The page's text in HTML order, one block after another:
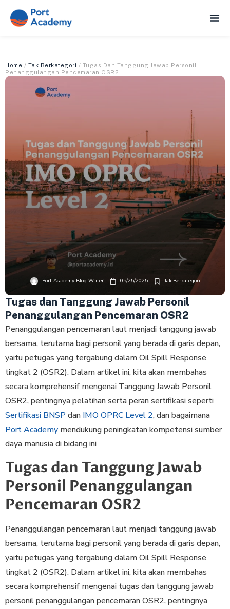
Home / Tak Berkategori / Tugas Dan Tanggung Jawab Personil
Penanggulangan Pencemaran OSR2
Port Academy Blog Writer 05/25/2025 Tak Berkategori
Tugas dan Tanggung Jawab Personil
Penanggulangan Pencemaran OSR2
Penanggulangan pencemaran laut menjadi tanggung jawab
bersama, terutama bagi personil yang berada di garis depan,
yaitu petugas yang tergabung dalam Oil Spill Response
tingkat 2 (OSR2). Dalam artikel ini, kita akan membahas
secara komprehensif mengenai Tanggung Jawab Personil
OSR2, pentingnya pelatihan serta peran sertifikasi seperti
Sertifikasi BNSP dan IMO OPRC Level 2, dan bagaimana
Port Academy mendukung peningkatan kompetensi sumber
daya manusia di bidang ini
Tugas dan Tanggung Jawab
Personil Penanggulangan
Pencemaran OSR2
Penanggulangan pencemaran laut menjadi tanggung jawab
bersama, terutama bagi personil yang berada di garis depan,
yaitu petugas yang tergabung dalam Oil Spill Response
tingkat 2 (OSR2). Dalam artikel ini, kita akan membahas
secara komprehensif mengenai tugas dan tanggung jawab
personil penanggulangan pencemaran OSR2, pentingnya